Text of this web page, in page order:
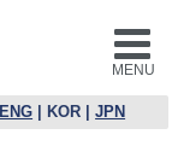
MENU
ENG KOR |JPN